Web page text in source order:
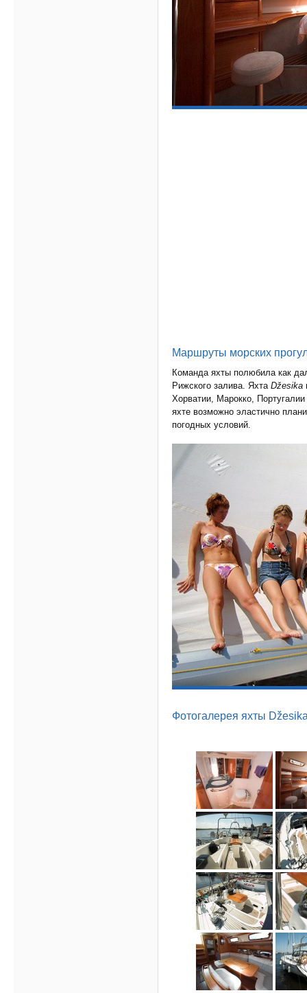
Маршруты морских
Команда яхты полюбила как
Рижского залива. Яхта Džesika
Хорватии, Марокко,
яхте возможно эластично
погодных условий.
Фотогалерея яхты